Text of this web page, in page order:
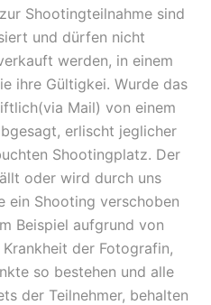
Shootingteilnahme sind
und dürfen nicht
werden, in einem
ihre Gültigkei. Wurde das
Mail) von einem
erlischt jeglicher
Shootingplatz. Der
oder wird durch uns
ein Shooting verschoben
Beispiel aufgrund von
der Fotografin,
so bestehen und alle
der Teilnehmer, behalten